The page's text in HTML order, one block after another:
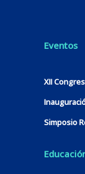
Eventos
XII
Simposio